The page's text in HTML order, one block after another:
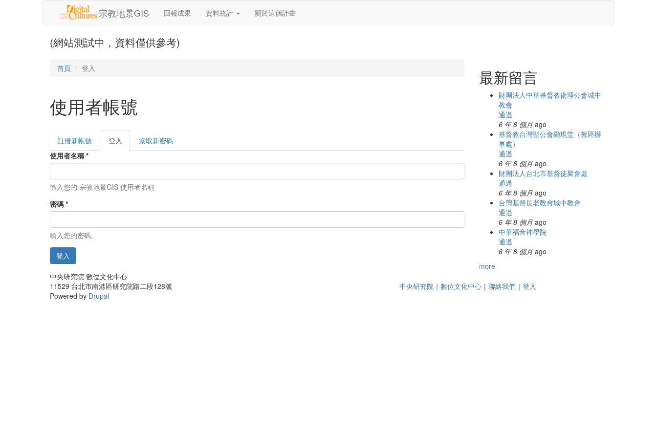
宗教地景GIS 回報成果 資料統計 關於這個計畫
(網站測試中，資料僅供參考)
首頁 登入
使用者帳號
主要索引標籤
註冊新帳號 登入
籤)
索取新密碼
使用者名稱 *
輸入您的 宗教地景GIS 使用者名稱
密碼 *
輸入您的密碼。
登入
最新留言
財團法人中華基督教衛理公會城中
教會
通過
6 年 8 個月ago
基督教台灣聖公會顯現堂（教區辦
事處）
通過
6 年 8 個月ago
財團法人台北市基督徒聚會處
通過
6 年 8 個月ago
台灣基督長老教會城中教會
通過
6 年 8 個月ago
中華福音神學院
通過
6 年 8 個月ago
more
中央研究院 數位文化中心
11529 台北市南港區研究院路二段128號
中央研究院 ｜ 數位文化中心 ｜ 聯絡我們 ｜ 登入
Powered by Drupal